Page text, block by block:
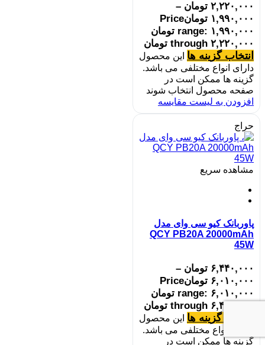
۲,۲۲۰,۰۰۰ تومان –
۱,۹۹۰,۰۰۰ تومانPrice
range: ۱,۹۹۰,۰۰۰ تومان
through ۲,۲۲۰,۰۰۰ تومان
انتخاب گزینه ها این محصول
دارای انواع مختلفی می باشد.
گزینه ها ممکن است در
صفحه محصول انتخاب شوند
افزودن به لیست مقایسه
حراج
مشاهده سریع
پاوربانک کیو سی وای مدل
QCY PB20A 20000mAh
45W
۶,۴۴۰,۰۰۰ تومان –
۶,۰۱۰,۰۰۰ تومانPrice
range: ۶,۰۱۰,۰۰۰ تومان
through ۶,۴۴۰,۰۰۰ تومان
انتخاب گزینه ها این محصول
دارای انواع مختلفی می باشد.
گزینه ها ممکن است در